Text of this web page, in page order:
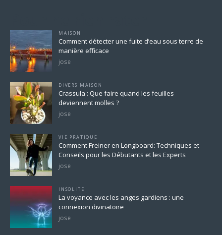
MAISON
Comment détecter une fuite d’eau sous terre de
manière efficace
jose
DIVERS MAISON
Crassula : Que faire quand les feuilles
deviennent molles ?
jose
VIE PRATIQUE
Comment Freiner en Longboard: Techniques et
Conseils pour les Débutants et les Experts
jose
INSOLITE
La voyance avec les anges gardiens : une
connexion divinatoire
jose